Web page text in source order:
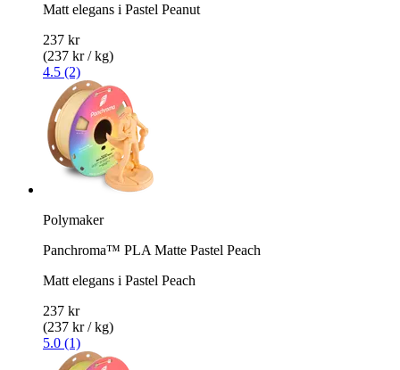
Matt elegans i Pastel Peanut
237 kr
(237 kr / kg)
4.5 (2)
Polymaker
Panchroma™ PLA Matte Pastel Peach
Matt elegans i Pastel Peach
237 kr
(237 kr / kg)
5.0 (1)